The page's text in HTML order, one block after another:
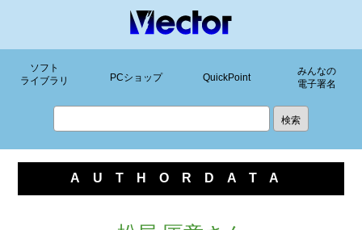
ソフト
ライブラリ
PCショップ QuickPoint
みんなの
電子署名
AUTHORDATA